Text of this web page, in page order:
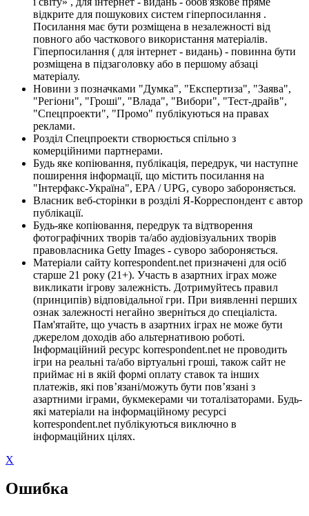
відкрите для пошукових систем гіперпосилання .
Посилання має бути розміщена в незалежності від
повного або часткового використання матеріалів.
Гіперпосилання ( для інтернет - видань) - повинна бути
розміщена в підзаголовку або в першому абзаці
матеріалу.
Новини з позначками "Думка", "Експертиза", "Заява",
"Регіони", "Гроші", "Влада", "Вибори", "Тест-драйв",
"Спецпроекти", "Промо" публікуються на правах
реклами.
Розділ Спецпроекти створюється спільно з
комерційними партнерами.
Будь яке копіювання, публікація, передрук, чи наступне
поширення інформації, що містить посилання на
"Інтерфакс-Україна", EPA / UPG, суворо забороняється.
Власник веб-сторінки в розділі Я-Корреспондент є автор
публікації.
Будь-яке копіювання, передрук та відтворення
фотографічних творів та/або аудіовізуальних творів
правовласника Getty Images - суворо забороняється.
Матеріали сайту korrespondent.net призначені для осіб
старше 21 року (21+). Участь в азартних іграх може
викликати ігрову залежність. Дотримуйтесь правил
(принципів) відповідальної гри. При виявленні перших
ознак залежності негайно зверніться до спеціаліста.
Пам'ятайте, що участь в азартних іграх не може бути
джерелом доходів або альтернативою роботі.
Інформаційний ресурс korrespondent.net не проводить
ігри на реальні та/або віртуальні гроші, також сайт не
приймає ні в якій формі оплату ставок та інших
платежів, які пов’язані/можуть бути пов’язані з
азартними іграми, букмекерами чи тоталізаторами. Будь-
які матеріали на інформаційному ресурсі
korrespondent.net публікуються виключно в
інформаційних цілях.
X
Ошибка